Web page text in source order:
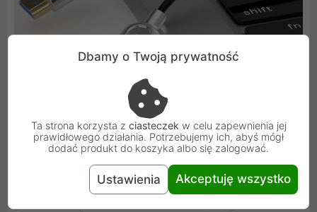
Idealny do ciasnych przestrzeni i ścian
Dbamy o Twoją prywatność
Ta strona korzysta z ciasteczek w celu zapewnienia jej
prawidłowego działania. Potrzebujemy ich, abyś mógł
dodać produkt do koszyka albo się zalogować.
Ustawienia Akceptuję wszystko